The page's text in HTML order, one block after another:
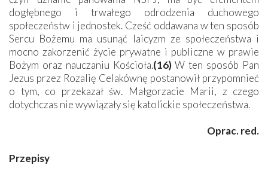
dogłębnego i trwałego odrodzenia duchowego
społeczeństw i jednostek. Cześć oddawana w ten sposób
Sercu Bożemu ma usunąć laicyzm ze społeczeństwa i
mocno zakorzenić życie prywatne i publiczne w prawie
Bożym oraz nauczaniu Kościoła.(16)W ten sposób Pan
Jezus przez Rozalię Celakównę postanowił przypomnieć
o tym, co przekazał św. Małgorzacie Marii, z czego
dotychczas nie wywiązały się katolickie społeczeństwa.
Oprac. red.
Przepisy